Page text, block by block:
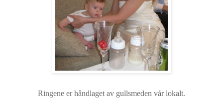
Ringene er håndlaget av gullsmeden vår lokalt.